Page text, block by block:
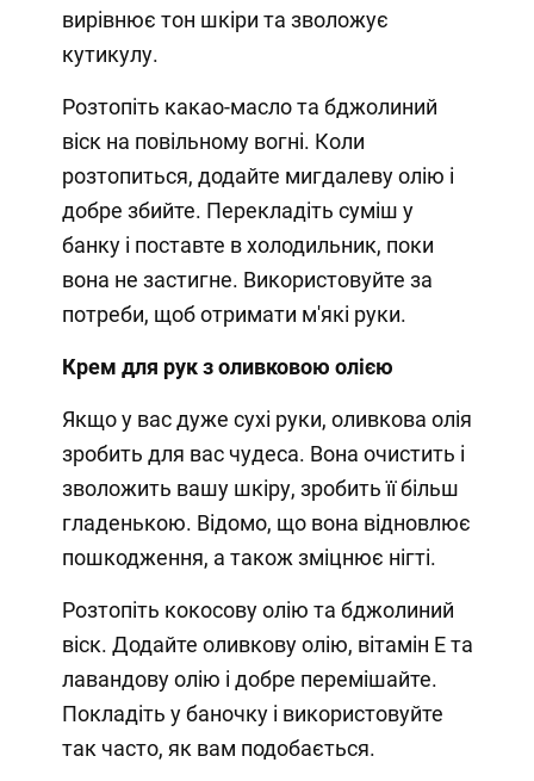
вирівнює тон шкіри та зволожує
кутикулу.
Розтопіть какао-масло та бджолиний
віск на повільному вогні. Коли
розтопиться, додайте мигдалеву олію і
добре збийте. Перекладіть суміш у
банку і поставте в холодильник, поки
вона не застигне. Використовуйте за
потреби, щоб отримати м'які руки.
Крем для рук з оливковою олією
Якщо у вас дуже сухі руки, оливкова олія
зробить для вас чудеса. Вона очистить і
зволожить вашу шкіру, зробить її більш
гладенькою. Відомо, що вона відновлює
пошкодження, а також зміцнює нігті.
Розтопіть кокосову олію та бджолиний
віск. Додайте оливкову олію, вітамін Е та
лавандову олію і добре перемішайте.
Покладіть у баночку і використовуйте
так часто, як вам подобається.